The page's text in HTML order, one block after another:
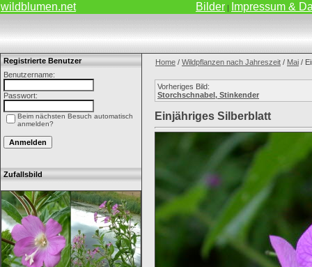
wildblumen.net Bilder | Impressum &
Registrierte Benutzer
Benutzername:
Passwort:
Beim nächsten Besuch automatisch
anmelden?
Zufallsbild
Home / Wildpflanzen nach Jahreszeit / Mai /
Vorheriges Bild:
Storchschnabel, Stinkender
Einjähriges Silberblatt